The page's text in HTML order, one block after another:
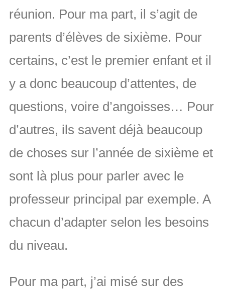
réunion. Pour ma part, il s’agit de
parents d’élèves de sixième. Pour
certains, c’est le premier enfant et il
y a donc beaucoup d’attentes, de
questions, voire d’angoisses… Pour
d’autres, ils savent déjà beaucoup
de choses sur l’année de sixième et
sont là plus pour parler avec le
professeur principal par exemple. A
chacun d’adapter selon les besoins
du niveau.
Pour ma part, j’ai misé sur des